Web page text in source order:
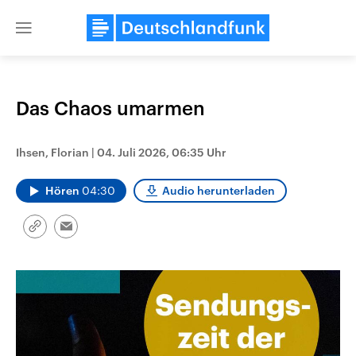
Close
Landtagswahl Sachsen-Anhalt
2026
Sachsen-Anhalt wählt am 6.
September 2026 einen neuen
Landtag. Seit 2021 wird das
Bundesland von einer Koalition aus
Aktuelle Beiträge,
Hintergründe
Wirtschaftlich und
gehören die Vereinigten
den mächtigsten Ländern
mit großem Einfluss auf
Das Chaos umarmen
Ihsen, Florian | 04. Juli 2026, 06:35 Uhr
Hören 04:30 Audio herunterladen
Link
Email